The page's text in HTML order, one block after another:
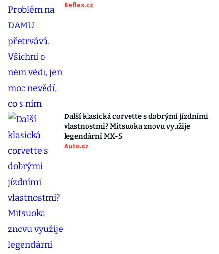
Reflex.cz
Další klasická corvette s dobrými jízdními
vlastnostmi? Mitsuoka znovu využije
legendární MX-5
Auto.cz